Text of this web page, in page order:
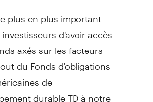
plus en plus important
d'avoir accès
axés sur les facteurs
du Fonds d'obligations
de
durable TD à notre